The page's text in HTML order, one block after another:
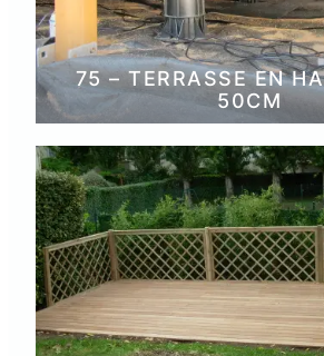
75 – TERRASSE EN
50CM